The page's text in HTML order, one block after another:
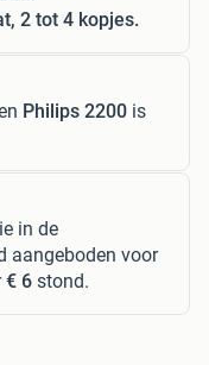
2 tot 4 kopjes.
Philips 2200 is
in de
aangeboden voor
€ 6 stond.